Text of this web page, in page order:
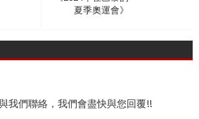
夏季奧運會》
我們聯絡，我們會盡快與您回覆!!